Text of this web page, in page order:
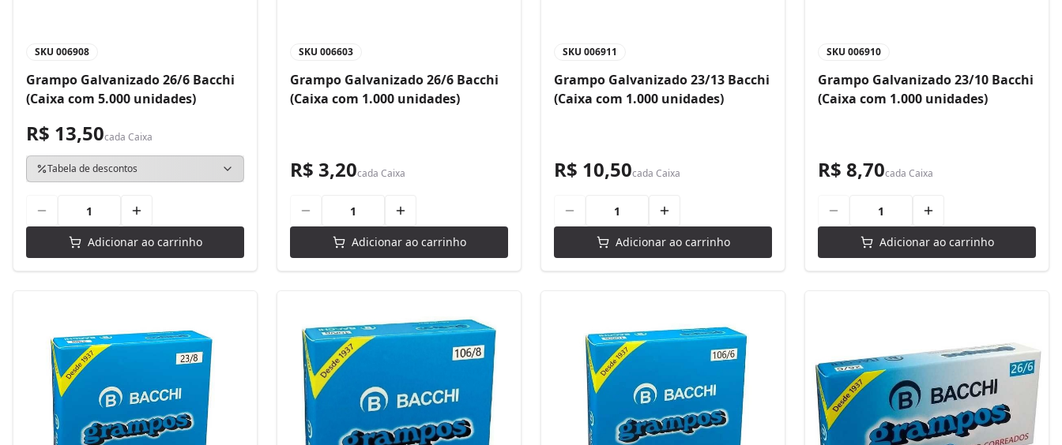
SKU 006908
Grampo Galvanizado 26/6 Bacchi
(Caixa com 5.000 unidades)
R$ 13,50cada Caixa
Tabela de descontos
Adicionar ao carrinho
SKU 006603
Grampo Galvanizado 26/6 Bacchi
(Caixa com 1.000 unidades)
R$ 3,20cada Caixa
Adicionar ao carrinho
SKU 006911
Grampo Galvanizado 23/13 Bacchi
(Caixa com 1.000 unidades)
R$ 10,50cada Caixa
Adicionar ao carrinho
SKU 006910
Grampo Galvanizado 23/10 Bacchi
(Caixa com 1.000 unidades)
R$ 8,70cada Caixa
Adicionar ao carrinho